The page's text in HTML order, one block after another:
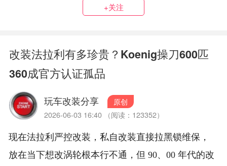
+关注
改装法拉利有多珍贵？Koenig操刀600匹
360成官方认证孤品
玩车改装分享
原创
2026-06-03 16:40 （阅读：123352）
现在法拉利严控改装，私自改装直接拉黑锁维保，
放在当下想改涡轮根本行不通，但 90、00 年代的改